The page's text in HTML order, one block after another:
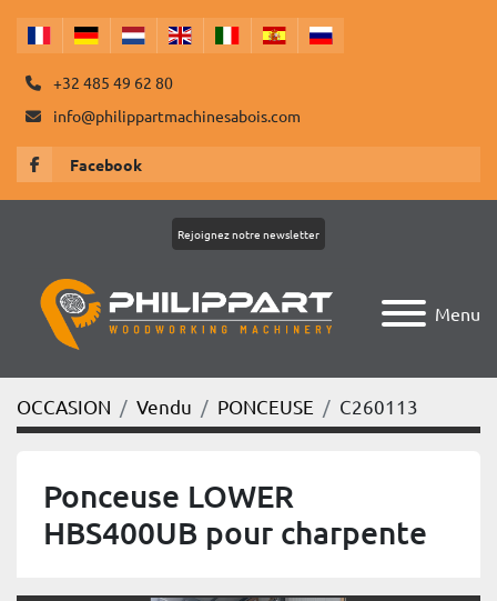
+32 485 49 62 80
info@philippartmachinesabois.com
Facebook
Menu
Rejoignez notre newsletter
OCCASION Vendu PONCEUSE C260113
Ponceuse LOWER
HBS400UB pour charpente